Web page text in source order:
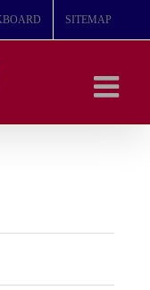
SITEMAP